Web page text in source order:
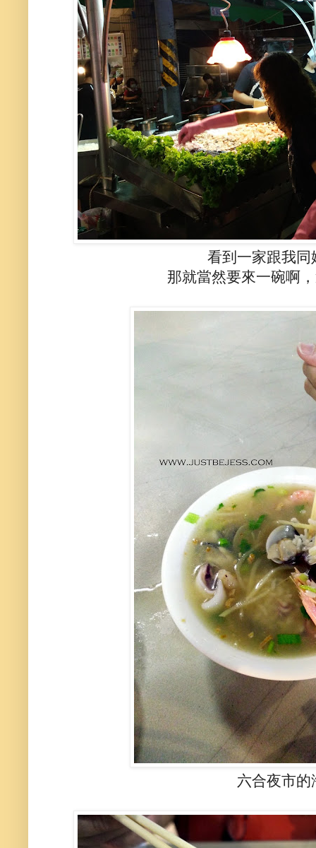
看到一家跟我同
那就當然要來一碗啊
六合夜市的